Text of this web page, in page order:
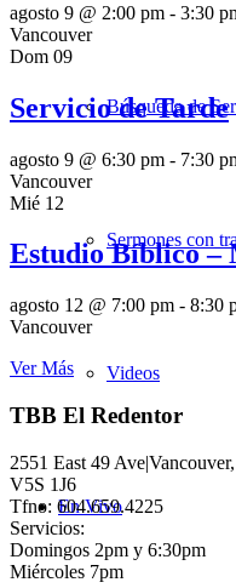
Búsqueda de
Sermones con
Videos
En Vivo
agosto 9 @ 2:00 pm - 3:30
Vancouver
Dom 09
Servicio de Tarde
agosto 9 @ 6:30 pm - 7:30
Vancouver
Mié 12
Estudio Bíblico –
agosto 12 @ 7:00 pm - 8:30
Vancouver
Ver Más
TBB El Redentor
2551 East 49
V5S 1J6
Tfno: 604.659.4225
Servicios:
Domingos 2pm y 6:30pm
Miércoles 7pm